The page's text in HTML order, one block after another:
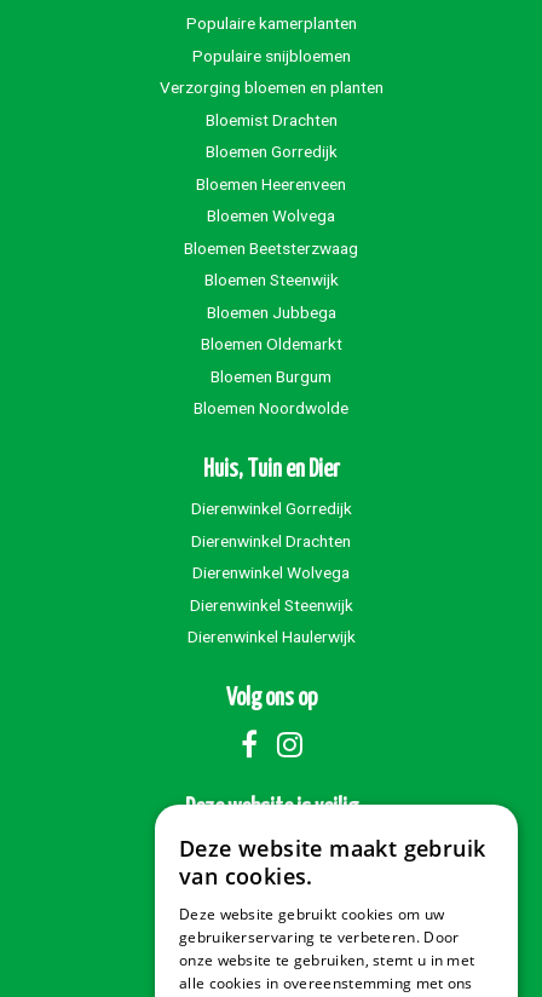
Populaire kamerplanten
Populaire snijbloemen
Verzorging bloemen en planten
Bloemist Drachten
Bloemen Gorredijk
Bloemen Heerenveen
Bloemen Wolvega
Bloemen Beetsterzwaag
Bloemen Steenwijk
Bloemen Jubbega
Bloemen Oldemarkt
Bloemen Burgum
Bloemen Noordwolde
Huis, Tuin en Dier
Dierenwinkel Gorredijk
Dierenwinkel Drachten
Dierenwinkel Wolvega
Dierenwinkel Steenwijk
Dierenwinkel Haulerwijk
Volg ons op
Deze website is veilig
Veilig betalen
Deze website maakt gebruik
van cookies.
Deze website gebruikt cookies om uw
gebruikerservaring te verbeteren. Door
onze website te gebruiken, stemt u in met
alle cookies in overeenstemming met ons